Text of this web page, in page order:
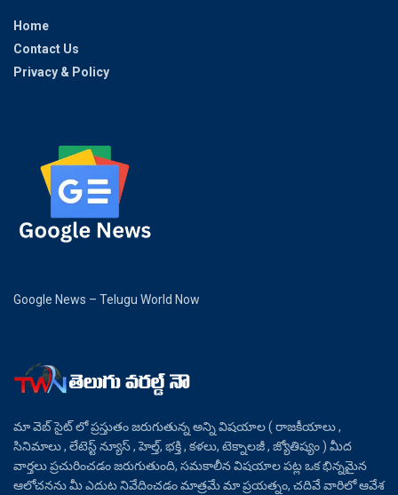
Home
Contact Us
Privacy & Policy
Google News – Telugu World Now
మా వెబ్ సైట్ లో ప్రస్తుతం జరుగుతున్న అన్ని విషయాల ( రాజకీయాలు ,
సినిమాలు , లేటెస్ట్ న్యూస్ , హెల్త్, భక్తి , కళలు, టెక్నాలజీ , జ్యోతిష్యం ) మీద
వార్తలు ప్రచురించడం జరుగుతుంది, సమకాలీన విషయాల పట్ల ఒక భిన్నమైన
ఆలోచనను మీ ఎదుట నివేదించడం మాత్రమే మా ప్రయత్నం, చదివే వారిలో ఆవేశ